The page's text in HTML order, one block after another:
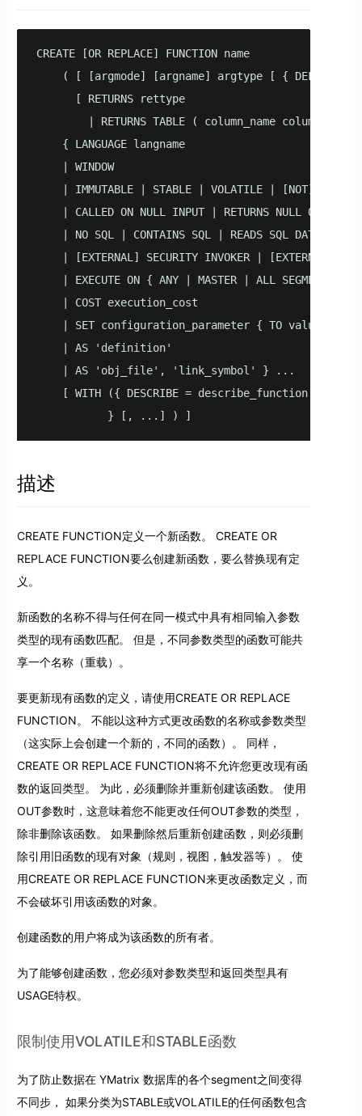
CREATE [OR REPLACE] FUNCTION name
( [ [argmode] [argname] argtype [ { DEFAULT |
      [ RETURNS rettype
| RETURNS TABLE ( column_name column_type
    { LANGUAGE langname
    | WINDOW
| IMMUTABLE | STABLE | VOLATILE | [NOT]
| CALLED ON NULL INPUT | RETURNS NULL ON NULL
| NO SQL | CONTAINS SQL | READS SQL DATA |
| [EXTERNAL] SECURITY INVOKER | [EXTERNAL]
| EXECUTE ON { ANY | MASTER | ALL SEGMENTS |
    | COST execution_cost
| SET configuration_parameter { TO value | =
    | AS 'definition'
    | AS 'obj_file', 'link_symbol' } ...
    [ WITH ({ DESCRIBE = describe_function
           } [, ...] ) ]
描述
CREATE FUNCTION定义一个新函数。 CREATE OR
REPLACE FUNCTION要么创建新函数，要么替换现有定
义。
新函数的名称不得与任何在同一模式中具有相同输入参数
类型的现有函数匹配。 但是，不同参数类型的函数可能共
享一个名称（重载）。
要更新现有函数的定义，请使用CREATE OR REPLACE
FUNCTION。 不能以这种方式更改函数的名称或参数类型
（这实际上会创建一个新的，不同的函数）。 同样，
CREATE OR REPLACE FUNCTION将不允许您更改现有函
数的返回类型。 为此，必须删除并重新创建该函数。 使用
OUT参数时，这意味着您不能更改任何OUT参数的类型，
除非删除该函数。 如果删除然后重新创建函数，则必须删
除引用旧函数的现有对象（规则，视图，触发器等）。 使
用CREATE OR REPLACE FUNCTION来更改函数定义，而
不会破坏引用该函数的对象。
创建函数的用户将成为该函数的所有者。
为了能够创建函数，您必须对参数类型和返回类型具有
USAGE特权。
限制使用VOLATILE和STABLE函数
为了防止数据在 YMatrix 数据库的各个segment之间变得
不同步， 如果分类为STABLE或VOLATILE的任何函数包含